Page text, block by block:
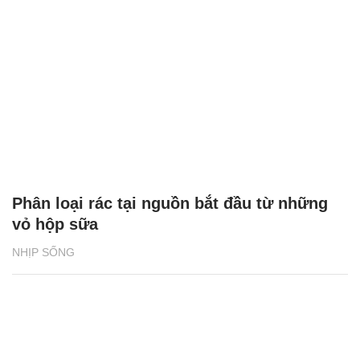
NHỊP SỐNG
Phân loại rác tại nguồn bắt đầu từ những
vỏ hộp sữa